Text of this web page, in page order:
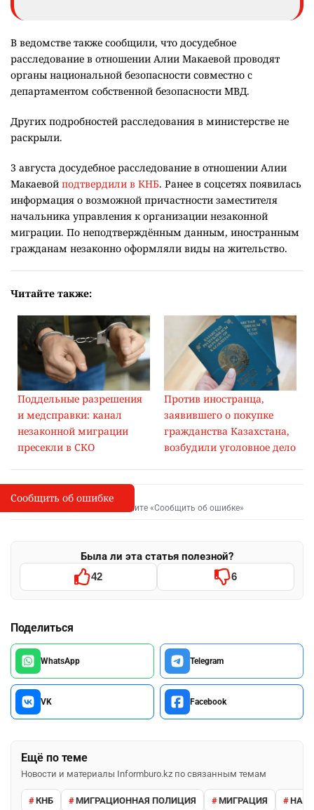
В ведомстве также сообщили, что досудебное
расследование в отношении Алии Макаевой проводят
органы национальной безопасности совместно с
департаментом собственной безопасности МВД.
Других подробностей расследования в министерстве не
раскрыли.
3 августа досудебное расследование в отношении Алии
Макаевой подтвердили в КНБ. Ранее в соцсетях появилась
информация о возможной причастности заместителя
начальника управления к организации незаконной
миграции. По неподтверждённым данным, иностранным
гражданам незаконно оформляли виды на жительство.
Читайте также:
Поддельные разрешения
и медсправки: канал
незаконной миграции
пресекли в СКО
Против иностранца,
заявившего о покупке
гражданства Казахстана,
возбудили уголовное дело
I
Сообщить об опечатке
Выделите фрагмент и нажмите «Сообщить об ошибке»
Была ли эта статья полезной?
42 6
Поделиться
WhatsApp Telegram
VK Facebook
Ещё по теме
Новости и материалы Informburo.kz по связанным темам
КНБ МИГРАЦИОННАЯ ПОЛИЦИЯ МИГРАЦИЯ
Сообщить об ошибке